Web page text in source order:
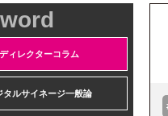
ィレクターコラム
タルサイネージ一般論